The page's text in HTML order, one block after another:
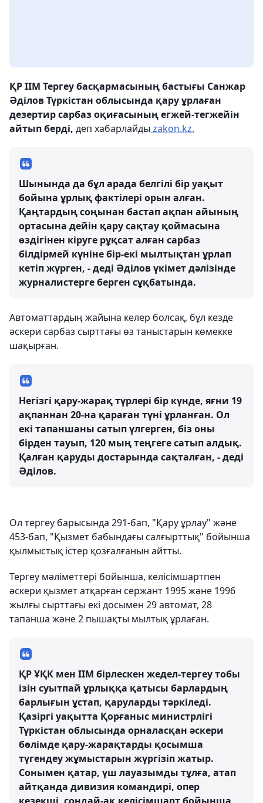
ҚР ІІМ Тергеу басқармасының бастығы Санжар
Әділов Түркістан облысында қару ұрлаған
дезертир сарбаз оқиғасының егжей-тегжейін
айтып берді, деп хабарлайды zakon.kz.
Шынында да бұл арада белгілі бір уақыт
бойына ұрлық фактілері орын алған.
Қаңтардың соңынан бастап ақпан айының
ортасына дейін қару сақтау қоймасына
өздігінен кіруге рұқсат алған сарбаз
білдірмей күніне бір-екі мылтықтан ұрлап
кетіп жүрген, - деді Әділов үкімет дәлізінде
журналистерге берген сұқбатында.
Автоматтардың жайына келер болсақ, бұл кезде
әскери сарбаз сырттағы өз таныстарын көмекке
шақырған.
Негізгі қару-жарақ түрлері бір күнде, яғни 19
ақпаннан 20-на қараған түні ұрланған. Ол
екі тапаншаны сатып үлгерген, біз оны
бірден тауып, 120 мың теңгеге сатып алдық.
Қалған қаруды достарында сақталған, - деді
Әділов.
Ол тергеу барысында 291-бап, "Қару ұрлау" және
453-бап, "Қызмет бабындағы салғырттық" бойынша
қылмыстық істер қозғалғанын айтты.
Тергеу мәліметтері бойынша, келісімшартпен
әскери қызмет атқарған сержант 1995 және 1996
жылғы сырттағы екі досымен 29 автомат, 28
тапанша және 2 пышақты мылтық ұрлаған.
ҚР ҰҚК мен ІІМ бірлескен жедел-тергеу тобы
ізін суытпай ұрлыққа қатысы барлардың
барлығын ұстап, қаруларды тәркіледі.
Қазіргі уақытта Қорғаныс министрлігі
Түркістан облысында орналасқан әскери
бөлімде қару-жарақтарды қосымша
түгендеу жұмыстарын жүргізіп жатыр.
Сонымен қатар, үш лауазымды тұлға, атап
айтқанда дивизия командирі, опер